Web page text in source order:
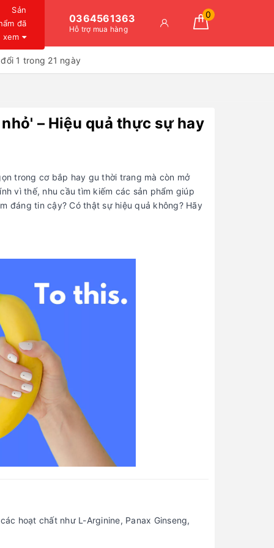
Sản
đã
xem
0364561363
Hỗ trợ mua hàng
0
1 trong 21 ngày
– Hiệu quả thực sự hay
trong cơ bắp hay gu thời trang mà còn mở
vì thế, nhu cầu tìm kiếm các sản phẩm giúp
đáng tin cậy? Có thật sự hiệu quả không? Hãy
hoạt chất như L-Arginine, Panax Ginseng,